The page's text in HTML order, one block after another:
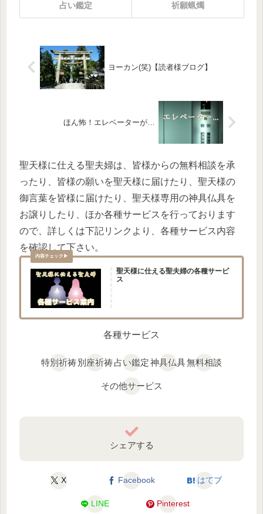
占い鑑定 祈願蝋燭
ヨーカン(笑)【読者様ブログ】
ほん怖！エレベーターが…
聖天様に仕える聖夫婦は、皆様からの無料相談を承
ったり、皆様の願いを聖天様に届けたり、聖天様の
御言葉を皆様に届けたり、聖天様専用の神具仏具を
お譲りしたり、ほか各種サービスを行っております
ので、詳しくは下記リンクより、各種サービス内容
を確認して下さい。
聖天様に仕える聖夫婦の各種サービ
ス
各種サービス
特別祈祷別座祈祷占い鑑定神具仏具無料相談
その他サービス
シェアする
X Facebook はてブ
LINE Pinterest